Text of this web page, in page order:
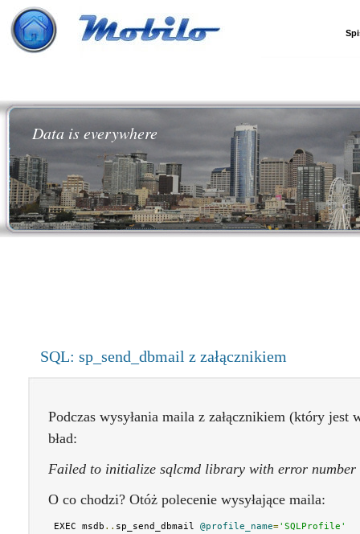
Data is everywhere
SQL: sp_send_dbmail z załącznikiem
Podczas wysyłania maila z załącznikiem (który jest
bład:
Failed to initialize sqlcmd library with error number
O co chodzi? Otóż polecenie wysyłające maila:
EXEC msdb .. sp_send_dbmail @profile_name='SQLProfile'